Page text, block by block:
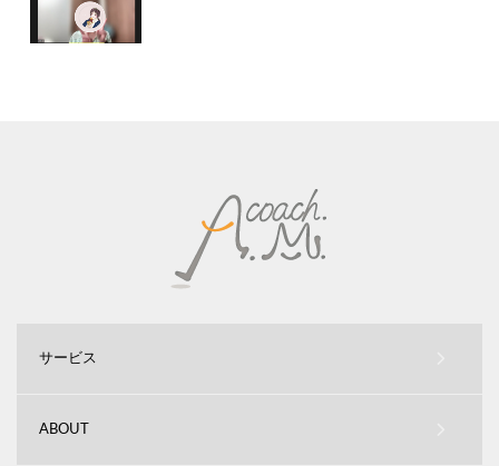
サービス
ABOUT